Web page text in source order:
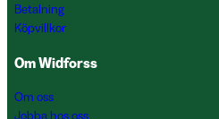
Betalning
Köpvillkor
Om Widforss
Om oss
Jobba hos oss